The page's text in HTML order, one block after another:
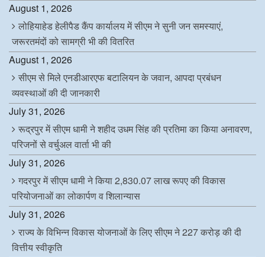
August 1, 2026
लोहियाहेड हेलीपैड कैंप कार्यालय में सीएम ने सुनी जन समस्याएं,
जरूरतमंदों को सामग्री भी की वितरित
August 1, 2026
सीएम से मिले एनडीआरएफ बटालियन के जवान, आपदा प्रबंधन
व्यवस्थाओं की दी जानकारी
July 31, 2026
रूद्रपुर में सीएम धामी ने शहीद उधम सिंह की प्रतिमा का किया अनावरण,
परिजनों से वर्चुअल वार्ता भी की
July 31, 2026
गदरपुर में सीएम धामी ने किया 2,830.07 लाख रूपए की विकास
परियोजनाओं का लोकार्पण व शिलान्यास
July 31, 2026
राज्य के विभिन्न विकास योजनाओं के लिए सीएम ने 227 करोड़ की दी
वित्तीय स्वीकृति